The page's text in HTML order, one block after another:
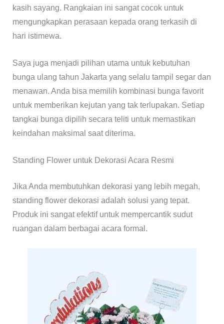
kasih sayang. Rangkaian ini sangat cocok untuk
mengungkapkan perasaan kepada orang terkasih di
hari istimewa.
Saya juga menjadi pilihan utama untuk kebutuhan
bunga ulang tahun Jakarta yang selalu tampil segar dan
menawan. Anda bisa memilih kombinasi bunga favorit
untuk memberikan kejutan yang tak terlupakan. Setiap
tangkai bunga dipilih secara teliti untuk memastikan
keindahan maksimal saat diterima.
Standing Flower untuk Dekorasi Acara Resmi
Jika Anda membutuhkan dekorasi yang lebih megah,
standing flower dekorasi adalah solusi yang tepat.
Produk ini sangat efektif untuk mempercantik sudut
ruangan dalam berbagai acara formal.